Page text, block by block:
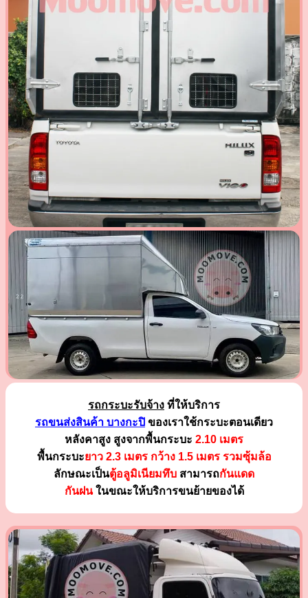
รถกระบะรับจ้าง ที่ให้บริการ
รถขนส่งสินค้า บางกะปิ ของเราใช้กระบะตอนเดียว
หลังคาสูง สูงจากพื้นกระบะ 2.10 เมตร
พื้นกระบะยาว 2.3 เมตร กว้าง 1.5 เมตร รวมซุ้มล้อ
ลักษณะเป็นตู้อลูมิเนียมทึบ สามารถกันแดด
กันฝนในขณะให้บริการขนย้ายของได้